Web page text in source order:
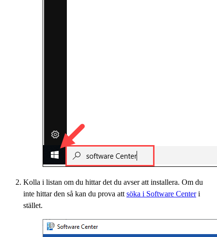
Kolla i listan om du hittar det du avser att installera. Om du
inte hittar den så kan du prova att söka i Software Centeri
stället.